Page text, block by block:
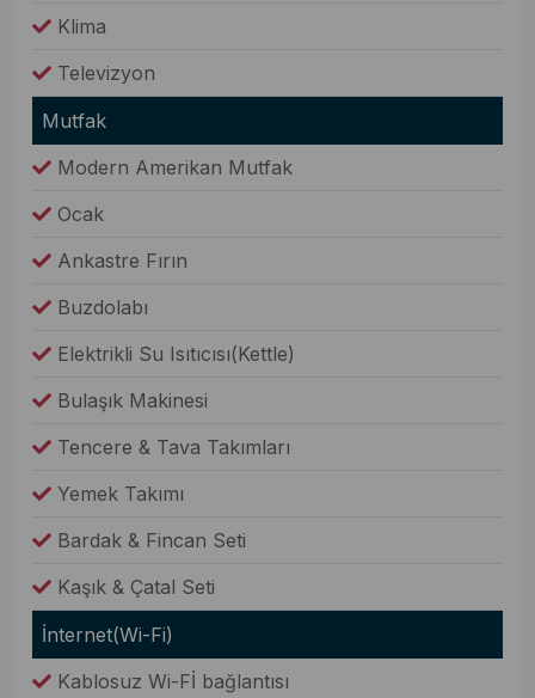
Klima
Televizyon
Mutfak
Modern Amerikan Mutfak
Ocak
Ankastre Fırın
Buzdolabı
Elektrikli Su Isıtıcısı(Kettle)
Bulaşık Makinesi
Tencere & Tava Takımları
Yemek Takımı
Bardak & Fincan Seti
Kaşık & Çatal Seti
İnternet(Wi-Fi)
Kablosuz Wi-Fİ bağlantısı